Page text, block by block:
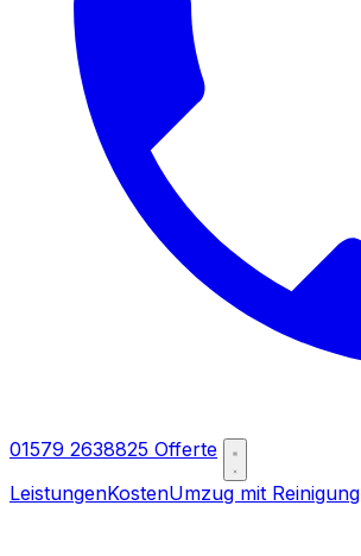
01579 2638825 Offerte
LeistungenKostenUmzug mit Reinigung